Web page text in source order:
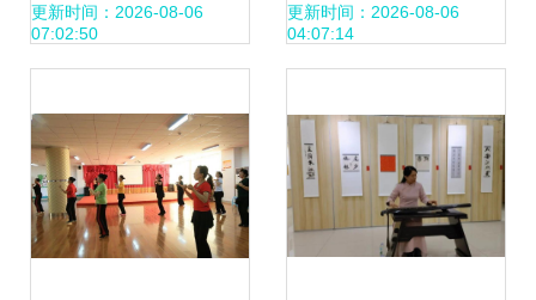
育廉政文化展，深
更新时间：2026-08-06
07:02:50
以艺聚心，共筑食
更新时间：2026-08-06
04:07:14